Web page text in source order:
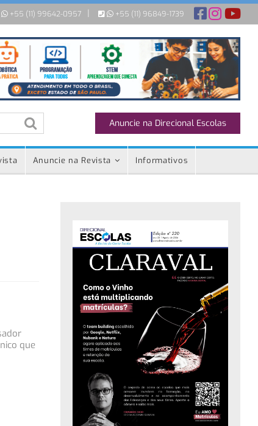
+55 (11) 99642-0957 +55 (11) 96849-1739
Anuncie na Direcional Escolas
Anuncie na Revista Informativos
que